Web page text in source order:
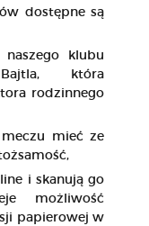
dostępne są
naszego klubu
która
rodzinnego
mieć ze
i skanują go
możliwość
papierowej w